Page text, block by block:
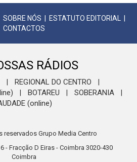
SOBRE NÓS ESTATUTO EDITORIAL
CONTACTOS
RÁDIOS
REGIONAL DO CENTRO
BOTAREU SOBERANIA
(online)
reservados Grupo Media Centro
- Fracção D Eiras - Coimbra 3020-430
Coimbra